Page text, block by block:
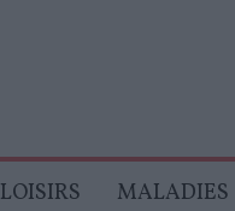
LOISIRS MALADIES